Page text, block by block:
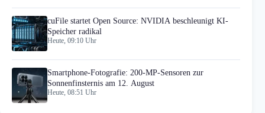
cuFile startet Open Source: NVIDIA beschleunigt KI-
Speicher radikal
Heute, 09:10 Uhr
Smartphone-Fotografie: 200-MP-Sensoren zur
Sonnenfinsternis am 12. August
Heute, 08:51 Uhr